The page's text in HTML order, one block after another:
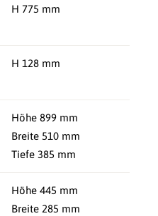
H 775 mm
H 128 mm
Höhe 899 mm
Breite 510 mm
Tiefe 385 mm
Höhe 445 mm
Breite 285 mm